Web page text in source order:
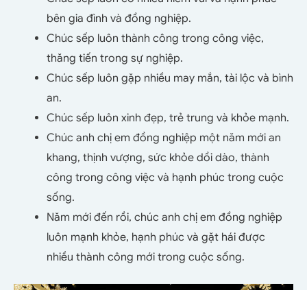
bên gia đình và đồng nghiệp.
Chúc sếp luôn thành công trong công việc,
thăng tiến trong sự nghiệp.
Chúc sếp luôn gặp nhiều may mắn, tài lộc và bình
an.
Chúc sếp luôn xinh đẹp, trẻ trung và khỏe mạnh.
Chúc anh chị em đồng nghiệp một năm mới an
khang, thịnh vượng, sức khỏe dồi dào, thành
công trong công việc và hạnh phúc trong cuộc
sống.
Năm mới đến rồi, chúc anh chị em đồng nghiệp
luôn mạnh khỏe, hạnh phúc và gặt hái được
nhiều thành công mới trong cuộc sống.